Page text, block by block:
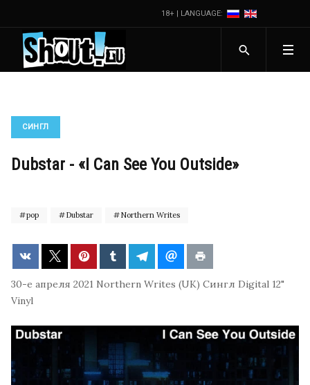
18+ | LANGUAGE:
СИНГЛ
Dubstar - «I Can See You Outside»
pop Dubstar Northern Writes
30-е апреля 2021 Northern Writes (UK) Сингл Digital 12"
Vinyl